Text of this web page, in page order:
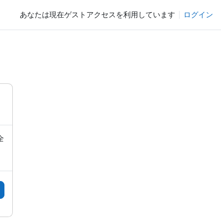
あなたは現在ゲストアクセスを利用しています ログイン